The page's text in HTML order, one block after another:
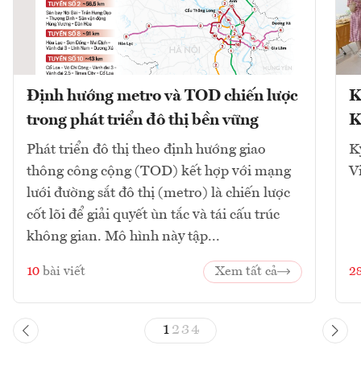
Định hướng metro và TOD chiến lược
trong phát triển đô thị bền vững
Phát triển đô thị theo định hướng giao
thông công cộng (TOD) kết hợp với mạng
lưới đường sắt đô thị (metro) là chiến lược
cốt lõi để giải quyết ùn tắc và tái cấu trúc
không gian. Mô hình này tập...
10 bài viết Xem tất cả
1 23 4